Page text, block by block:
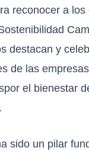
reconocer a
destacan y
de las
el bienestar
sido un pilar